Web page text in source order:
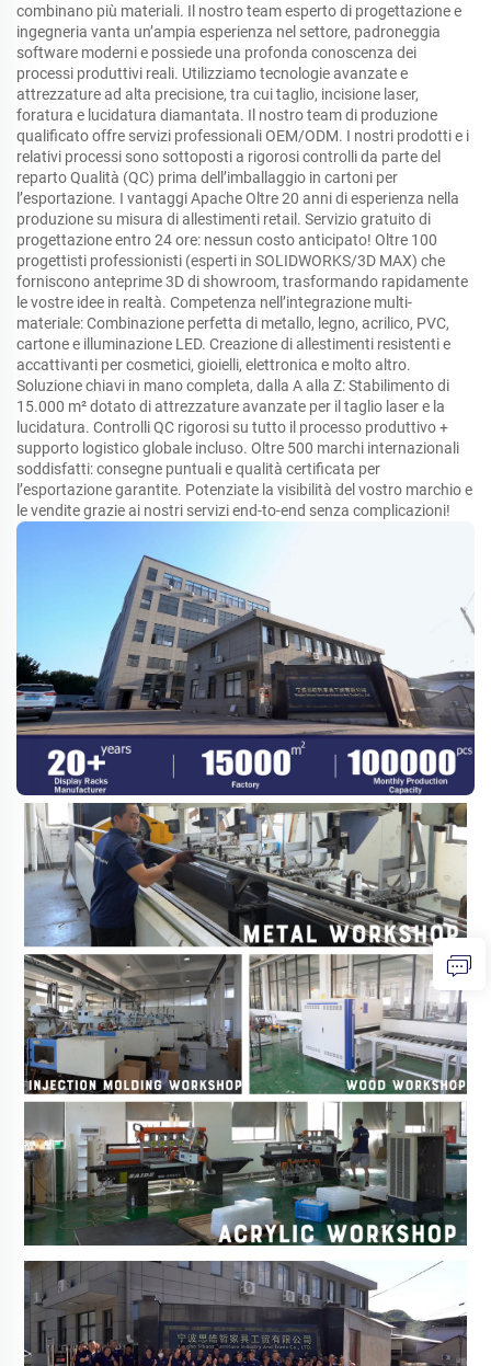
combinano più materiali. Il nostro team esperto di progettazione e
ingegneria vanta un’ampia esperienza nel settore, padroneggia
software moderni e possiede una profonda conoscenza dei
processi produttivi reali. Utilizziamo tecnologie avanzate e
attrezzature ad alta precisione, tra cui taglio, incisione laser,
foratura e lucidatura diamantata. Il nostro team di produzione
qualificato offre servizi professionali OEM/ODM. I nostri prodotti e i
relativi processi sono sottoposti a rigorosi controlli da parte del
reparto Qualità (QC) prima dell’imballaggio in cartoni per
l’esportazione. I vantaggi Apache Oltre 20 anni di esperienza nella
produzione su misura di allestimenti retail. Servizio gratuito di
progettazione entro 24 ore: nessun costo anticipato! Oltre 100
progettisti professionisti (esperti in SOLIDWORKS/3D MAX) che
forniscono anteprime 3D di showroom, trasformando rapidamente
le vostre idee in realtà. Competenza nell’integrazione multi-
materiale: Combinazione perfetta di metallo, legno, acrilico, PVC,
cartone e illuminazione LED. Creazione di allestimenti resistenti e
accattivanti per cosmetici, gioielli, elettronica e molto altro.
Soluzione chiavi in mano completa, dalla A alla Z: Stabilimento di
15.000 m² dotato di attrezzature avanzate per il taglio laser e la
lucidatura. Controlli QC rigorosi su tutto il processo produttivo +
supporto logistico globale incluso. Oltre 500 marchi internazionali
soddisfatti: consegne puntuali e qualità certificata per
l’esportazione garantite. Potenziate la visibilità del vostro marchio e
le vendite grazie ai nostri servizi end-to-end senza complicazioni!